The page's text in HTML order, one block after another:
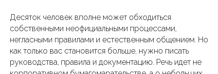
Десяток человек вполне может обходиться
собственными неофициальными процессами,
негласными правилами и естественным общением. Но
как только вас становится больше, нужно писать
руководства, правила и документацию. Речь идет не